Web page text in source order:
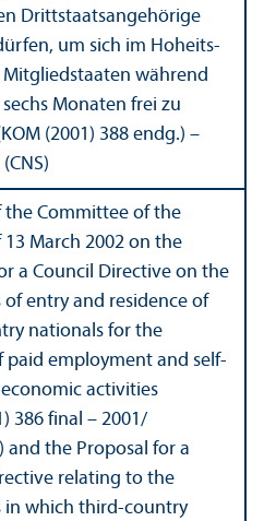
Drittstaats­angehörige
um sich im Hoheits­
während
Monaten frei zu
(2001) 388 endg.) –
the Committee of the
13 March 2002 on the
a Council Directive on the
entry and residence of
nationals for the
paid employment and self-
activities
386 final – 2001/
and the Proposal for a
relating to the
in which third-country